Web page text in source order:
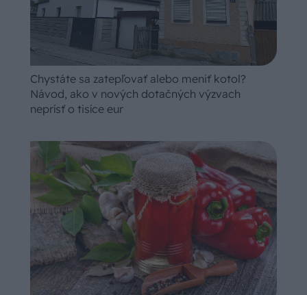
Chystáte sa zatepľovať alebo meniť kotol?
Návod, ako v nových dotačných výzvach
neprísť o tisíce eur